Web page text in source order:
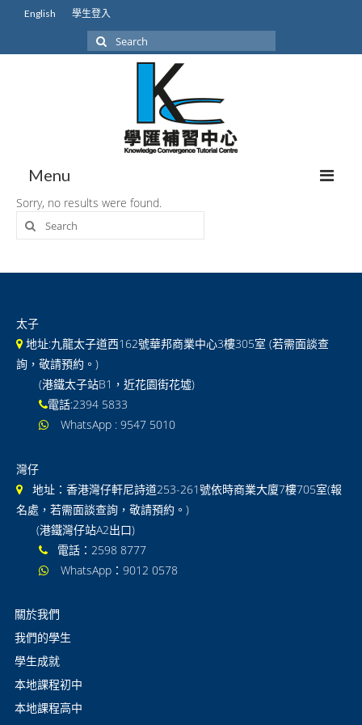
English 學生登入
Search
for:
Menu
關於我們
本地課程初中
本地課程高中
國際 Lower Secondary
GCSE/IGCSE
IB DP
GCSE及IGCSE 常見問題
IAL及GCE 常見問題
聯絡我們
Sorry, no results were found.
Search
for:
太子
地址:九龍太子道西162號華邦商業中心3樓305室 (若需面談查
詢，敬請預約。)
(港鐵太子站B1，近花園街花墟)
電話:2394 5833
WhatsApp : 9547 5010
灣仔
地址：香港灣仔軒尼詩道253-261號依時商業大廈7樓705室(報
名處，若需面談查詢，敬請預約。)
(港鐵灣仔站A2出口)
電話：2598 8777
WhatsApp：9012 0578
關於我們
我們的學生
學生成就
本地課程初中
本地課程高中